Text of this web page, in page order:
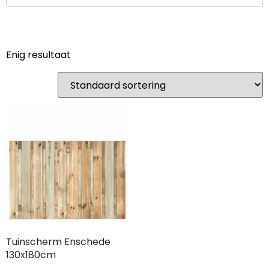
Enig resultaat
Tuinscherm Enschede
130x180cm